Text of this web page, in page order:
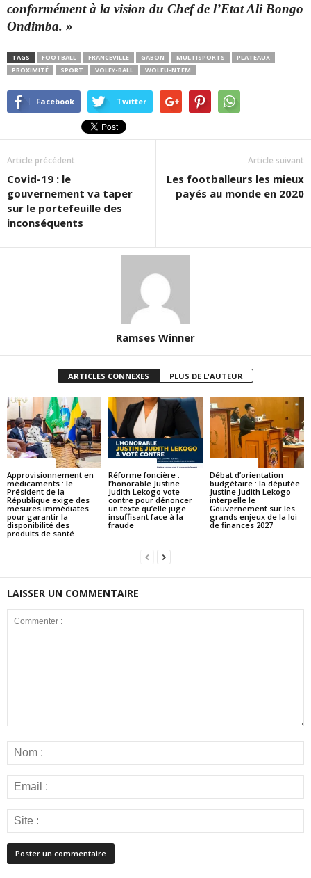
conformément à la vision du Chef de l’Etat Ali Bongo
Ondimba. »
TAGS FOOTBALL FRANCEVILLE GABON MULTISPORTS
PLATEAUX
PROXIMITÉ
SPORT VOLEY-BALL WOLEU-NTEM
Facebook Twitter
Article précédent
Covid-19 : le
gouvernement va taper
sur le portefeuille des
inconséquents
Article suivant
Les footballeurs les mieux
payés au monde en 2020
Ramses Winner
ARTICLES CONNEXES PLUS DE L'AUTEUR
Approvisionnement en
médicaments : le
Président de la
République exige des
mesures immédiates
pour garantir la
disponibilité des
produits de santé
Réforme foncière :
l’honorable Justine
Judith Lekogo vote
contre pour dénoncer
un texte qu’elle juge
insuffisant face à la
fraude
Débat d’orientation
budgétaire : la députée
Justine Judith Lekogo
interpelle le
Gouvernement sur les
grands enjeux de la loi
de finances 2027
LAISSER UN COMMENTAIRE